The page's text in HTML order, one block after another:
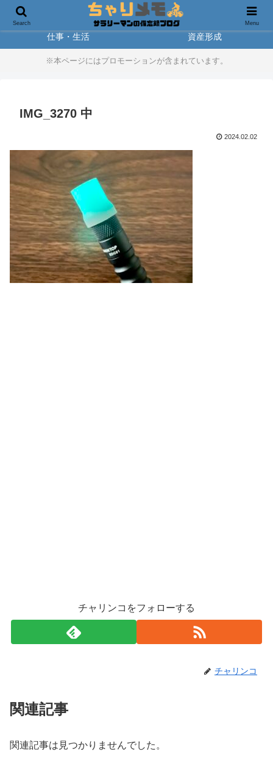
製品レビュー
仕事・生活 資産形成
※本ページにはプロモーションが含まれています。
IMG_3270 中
2024.02.02
チャリンコをフォローする
チャリンコ
関連記事
関連記事は見つかりませんでした。
Search Menu